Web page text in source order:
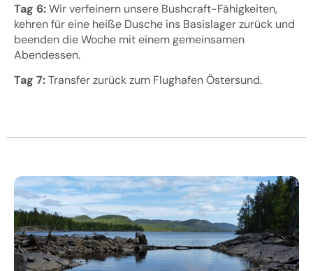
Tag 6:Wir verfeinern unsere Bushcraft-Fähigkeiten,
kehren für eine heiße Dusche ins Basislager zurück und
beenden die Woche mit einem gemeinsamen
Abendessen.
Tag 7:Transfer zurück zum Flughafen Östersund.